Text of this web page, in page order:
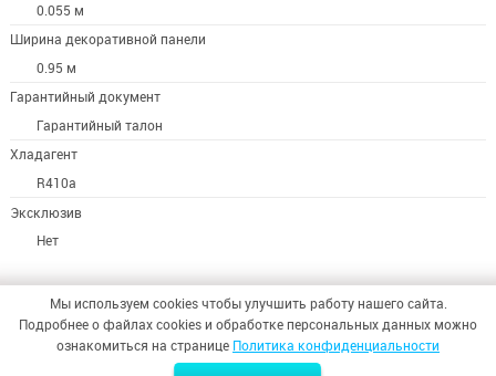
0.055 м
Ширина декоративной панели
0.95 м
Гарантийный документ
Гарантийный талон
Хладагент
R410a
Эксклюзив
Нет
ООО «СИНТЕЗ БЕЗОПАСНОСТИ»
Мы используем cookies чтобы улучшить работу нашего сайта.
Подробнее о файлах cookies и обработке персональных данных можно
ознакомиться на странице Политика конфиденциальности